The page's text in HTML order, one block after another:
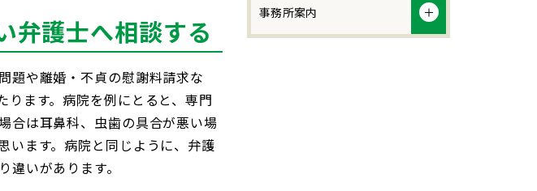
弁護士へ相談する
題や離婚・不貞の慰謝料請求な
ります。病院を例にとると、専門
合は耳鼻科、虫歯の具合が悪い場
います。病院と同じように、弁護
いがあります。
事務所案内